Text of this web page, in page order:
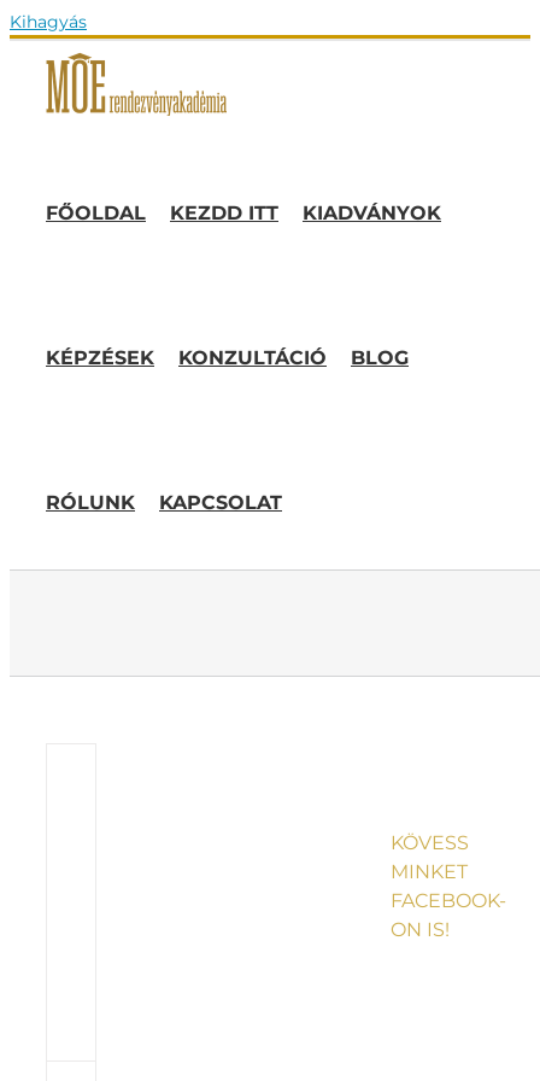
Kihagyás
FŐOLDAL KEZDD ITT KIADVÁNYOK
KÉPZÉSEK KONZULTÁCIÓ BLOG
RÓLUNK KAPCSOLAT
KÖVESS
MINKET
FACEBOOK-
ON IS!